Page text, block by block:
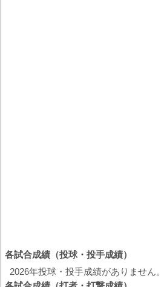
各試合成績（投球・投手成績）
2026年投球・投手成績がありません。